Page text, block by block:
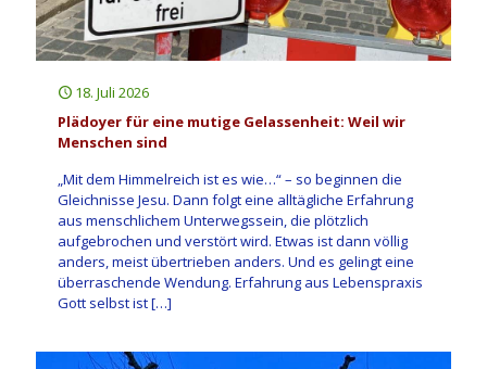
18. Juli 2026
Plädoyer für eine mutige Gelassenheit: Weil wir
Menschen sind
„Mit dem Himmelreich ist es wie…“ – so beginnen die
Gleichnisse Jesu. Dann folgt eine alltägliche Erfahrung
aus menschlichem Unterwegssein, die plötzlich
aufgebrochen und verstört wird. Etwas ist dann völlig
anders, meist übertrieben anders. Und es gelingt eine
überraschende Wendung. Erfahrung aus Lebenspraxis
Gott selbst ist[…]